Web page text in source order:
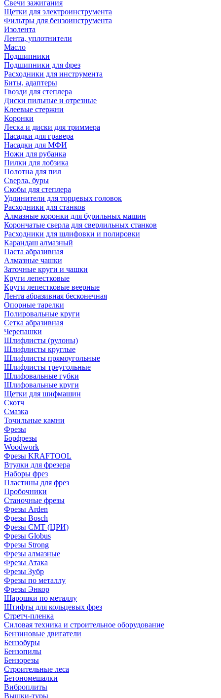
Свечи зажигания
Щетки для электроинструмента
Фильтры для бензоинструмента
Изолента
Лента, уплотнители
Масло
Подшипники
Подшипники для фрез
Расходники для инструмента
Биты, адаптеры
Гвозди для степлера
Диски пильные и отрезные
Клеевые стержни
Коронки
Леска и диски для триммера
Насадки для гравера
Насадки для МФИ
Ножи для рубанка
Пилки для лобзика
Полотна для пил
Сверла, буры
Скобы для степлера
Удлинители для торцевых головок
Расходники для станков
Алмазные коронки для бурильных машин
Корончатые сверла для сверлильных станков
Расходники для шлифовки и полировки
Карандаш алмазный
Паста абразивная
Алмазные чашки
Заточные круги и чашки
Круги лепестковые
Круги лепестковые веерные
Лента абразивная бесконечная
Опорные тарелки
Полировальные круги
Сетка абразивная
Черепашки
Шлифлисты (рулоны)
Шлифлисты круглые
Шлифлисты прямоугольные
Шлифлисты треугольные
Шлифовальные губки
Шлифовальные круги
Щетки для шифмашин
Скотч
Смазка
Точильные камни
Фрезы
Борфрезы
Woodwork
Фрезы KRAFTOOL
Втулки для фрезера
Наборы фрез
Пластины для фрез
Пробочники
Станочные фрезы
Фрезы Arden
Фрезы Bosch
Фрезы CMT (ЦРИ)
Фрезы Globus
Фрезы Strong
Фрезы алмазные
Фрезы Атака
Фрезы Зубр
Фрезы по металлу
Фрезы Энкор
Шарошки по металлу
Штифты для кольцевых фрез
Стретч-пленка
Силовая техника и строительное оборудование
Бензиновые двигатели
Бензобуры
Бензопилы
Бензорезы
Строительные леса
Бетономешалки
Виброплиты
Вышки-туры